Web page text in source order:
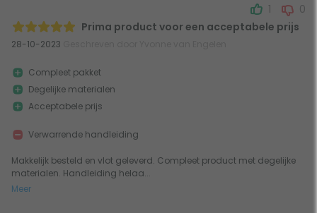
Prima product voor een acceptabele prijs
28-10-2023
1 0
Makkelijk besteld en vlot geleverd. Compleet product met degelijke
materialen. Handleiding helaa...
Meer
Compleet pakket
Degelijke materialen
Acceptabele prijs
Verwarrende handleiding